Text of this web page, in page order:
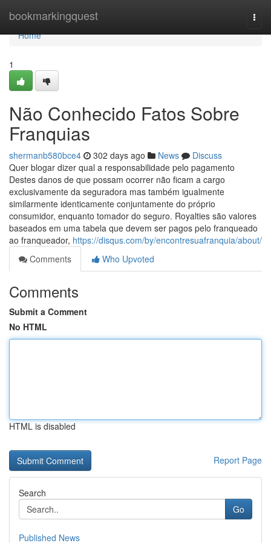
bookmarkingquest
Home
Home
1
Não Conhecido Fatos Sobre
Franquias
shermanb580bce4 302 days ago News
Discuss
Quer blogar dizer qual a responsabilidade pelo pagamento
Destes danos de que possam ocorrer não ficam a cargo
exclusivamente da seguradora mas também igualmente
similarmente identicamente conjuntamente do próprio
consumidor, enquanto tomador do seguro. Royalties são valores
baseados em uma tabela que devem ser pagos pelo franqueado
ao franqueador, https://disqus.com/by/encontresuafranquia/about/
Comments
Who Upvoted
Comments
Submit a Comment
No HTML
HTML is disabled
Report Page
Search
Go
Published News